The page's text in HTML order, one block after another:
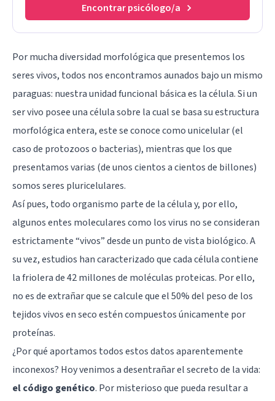
Encontrar psicólogo/a
Por mucha diversidad morfológica que presentemos los
seres vivos, todos nos encontramos aunados bajo un mismo
paraguas: nuestra unidad funcional básica es la célula. Si un
ser vivo posee una célula sobre la cual se basa su estructura
morfológica entera, este se conoce como unicelular (el
caso de protozoos o bacterias), mientras que los que
presentamos varias (de unos cientos a cientos de billones)
somos seres pluricelulares.
Así pues, todo organismo parte de la célula y, por ello,
algunos entes moleculares como los virus no se consideran
estrictamente “vivos” desde un punto de vista biológico. A
su vez, estudios han caracterizado que cada célula contiene
la friolera de 42 millones de moléculas proteicas. Por ello,
no es de extrañar que se calcule que el 50% del peso de los
tejidos vivos en seco estén compuestos únicamente por
proteínas.
¿Por qué aportamos todos estos datos aparentemente
inconexos? Hoy venimos a desentrañar el secreto de la vida:
el código genético. Por misterioso que pueda resultar a